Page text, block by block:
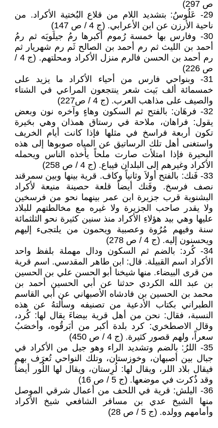
ص 297)
29- عَلُوسُ: بتشديد اللام من قلاع البُختية الأكراد. من
ناحية الأرزن عن ابن الأعرابي. (ج 4 / ص 147)
30- وفارس بها خمسة رُموم أكبرها رمُ جيلَويَه ثم رمُ
أحمد بن الليث ثم رم أحمد بن الصالح ثَم رم شهريار ثم
رم أحمد بن الحسن فالرم منزل الأكراد ومحلتهم. (ج 4 /
ص 226)
31- وبنواحي فارس من أحياء الأكراد ما يزيد على
خمسمائة ألف بَيت شعر ينتجعون المراعي في الشتاء
والصيف على مذاهب العرب. (ج 4 / ص227)
32- فرهَان: بالفتح ثم السكون وهاءٍ وآخره نون وبعض
يقول: فراهان، ملاحة في رستاق همذان وهي بحَيرة
تكون أربعة فراسخ في مثلها فإذا كانت أيام الخريف
واستغنى أهل تلك الرساتيق عن المياه صوبوها إلى هذه
البحيرة فإذا امتلأت صارت ملحاً يأخذه الناس ويحمله
الأكراد وغيرهم إلى البلدان فيباع. (ج 4 / ص 258)
33- فَنك: بالفتح أولاَ وثانياً وكاف. قرية بينها وبين سمرقند
نصف فرسخ. وفَنك أيضاً قلعة حصينة منيعة لأكراد
البشنوية قرب جزيرة ابن عمر بينهما نحو من فرسخين
ولا يقدر صاحب الجزيرة ولا غيره مع مخالطتهم للبلاد
عليها وهي بيد هؤلاءِ الأكراد منذ سنين كثيرة نحو الثلثمائة
سنة وفيهم مُرُوة وعصبية ويحمون من يلتجىء إليهم
ويحسنون إليه. (ج 4 / ص 278)
34- كُرد: بالضم ثم السكون ودال مهملة بلفظ واحد
الأكراد اسم القبيلة. قال: ابن طاهر المقدسي. اسم قرية
من قرى البيضاء. منها شيخنا أبو الحسن علي بن الحسين
بن عبد الله الكردي حدثنا عن أبي الحسين أحمد بن
محمد بن الحسين بن فادشاه الأصبهاني عن أبي القاسم
الطبراني بكتاب الأدعية من تصنيفه وسألتهُ عن هذه
النسبة، فقال: نحن من أهل قرية بيضاءَ يقال لها: كُرد،
وقال الاصطخري: كرد بلدة أكبر من أبَرقُوه، وأخصَبُ
سعراً، ولهم قصور كثيرة. (ج 4 / ص 450)
35- اللرُ: بالضم وتشديد الراء وهو جيل من الأكراد في
جبال بين أصبهان، وخوزستان، وتلك النواحي تُعرَف بهم
فيقال بلاد اللر، ويقال لها: لُرِستان، ويقال لها اللُور أيضاً
وقد ذُكرت في موضعها. (ج 5 / ص 16)
36- اليلش: قرية في اللحف من أعمال شرقي الموصل
منها الشيخ عدي بن مسافر الشافعي شيخ الأكراد
وأمامهم وولده. (ج 5 / ص 28)